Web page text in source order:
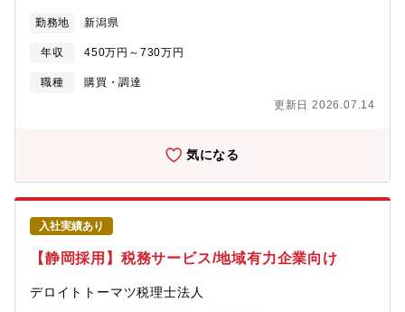
理を推進し、バイオ医薬品の安定供給を支える重要なポジション
です。将来的には調達・購買業務の中核人材として、業務改善や
調達戦略の立案、組織運営にも携わっていただくことを期待して
います。【職務内容】バイオ医薬品の原料資材に関する調達・購
達、購買業務■発注業務および数量・価格・納期管理■サプライヤ
との連携・調整■購買システムへの入力および運用管理■原料資材
の棚卸業務■調達業務の効率化や運用改善の推進【働く環境】■三
菱ガス化学・日本化薬グループの安定した事業基盤■年間休日122
日、完全週休二日制（土日祝休み）■フレックスタイム制度を活用
した柔軟な働き方が可能■残業月10～25時間程度でワークライフ
バランスを確保■住宅手当、家族手当、退職金制度など福利厚生充
実■中途入社者が多く、馴染みやすい組織風土■マイカー通勤可
能、新潟で腰を据えて働ける環境【このポジションの魅力】国内
でも数少ないバイオ医薬品CDMO企業において、成長市場である
バイオ医薬品業界を支える調達・購買業務に携わることができま
勤務地 新潟県
年収 450万円～730万円
職種
購買・調達
更新日 2026.07.14
気になる
入社実績あり
【静岡採用】税務サービス/地域有力企業向け
デロイトトーマツ税理士法人